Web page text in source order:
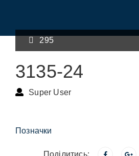
295
3135-24
Super User
Позначки
Поділитись: